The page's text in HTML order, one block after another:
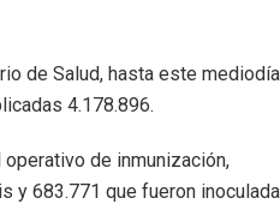
de Salud, hasta este mediodía
4.178.896.
de inmunización,
y 683.771 que fueron